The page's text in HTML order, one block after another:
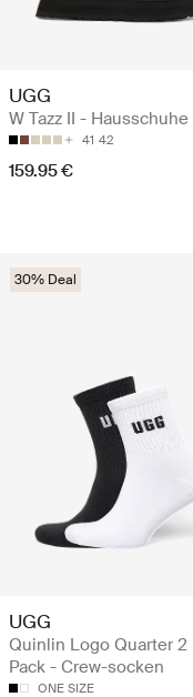
UGG
W Tazz II - Hausschuhe
41 42
159.95 €
30% Deal
UGG
Quinlin Logo Quarter 2
Pack - Crew-socken
ONE SIZE